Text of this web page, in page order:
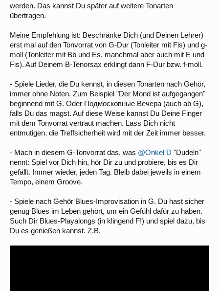
werden. Das kannst Du später auf weitere Tonarten
übertragen.
Meine Empfehlung ist: Beschränke Dich (und Deinen Lehrer)
erst mal auf den Tonvorrat von G-Dur (Tonleiter mit Fis) und g-
moll (Tonleiter mit Bb und Es, manchmal aber auch mit E und
Fis). Auf Deinem B-Tenorsax erklingt dann F-Dur bzw. f-moll.
- Spiele Lieder, die Du kennst, in diesen Tonarten nach Gehör,
immer ohne Noten. Zum Beispiel "Der Mond ist aufgegangen"
beginnend mit G. Oder Подмосковные Вечера (auch ab G),
falls Du das magst. Auf diese Weise kannst Du Deine Finger
mit dem Tonvorrat vertraut machen. Lass Dich nicht
entmutigen, die Treffsicherheit wird mit der Zeit immer besser.
- Mach in diesem G-Tonvorrat das, was @Onkel D "Dudeln"
nennt: Spiel vor Dich hin, hör Dir zu und probiere, bis es Dir
gefällt. Immer wieder, jeden Tag. Bleib dabei jeweils in einem
Tempo, einem Groove.
- Spiele nach Gehör Blues-Improvisation in G. Du hast sicher
genug Blues im Leben gehört, um ein Gefühl dafür zu haben.
Such Dir Blues-Playalongs (in klingend F!) und spiel dazu, bis
Du es genießen kannst. Z.B.